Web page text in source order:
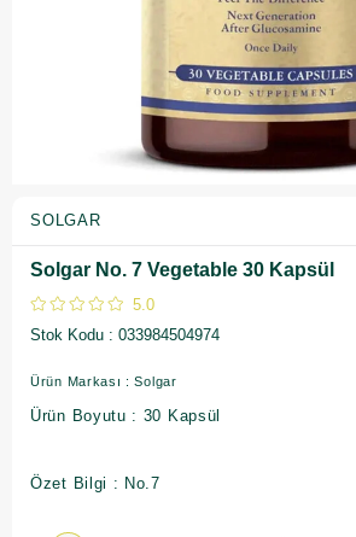
SOLGAR
Solgar No. 7 Vegetable 30 Kapsül
5.0
Stok Kodu
033984504974
Ürün Markası : Solgar
Ürün Boyutu : 30 Kapsül
Özet Bilgi : No.7